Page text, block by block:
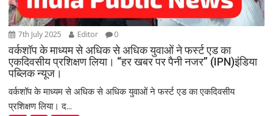
7th July 2025 Editor 0
वर्कशॉप के माध्यम से अधिक से अधिक युवाओं ने फर्स्ट एड का
एकदिवसीय प्रशिक्षण लिया। “हर खबर पर पैनी नजर” (IPN)इंडिया
पब्लिक न्यूज।
वर्कशॉप के माध्यम से अधिक से अधिक युवाओं ने फर्स्ट एड का एकदिवसीय
प्रशिक्षण लिया। द...